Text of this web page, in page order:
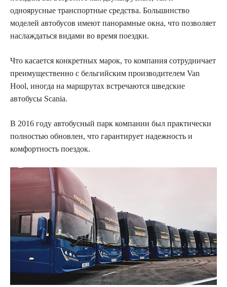
одноярусные транспортные средства. Большинство
моделей автобусов имеют панорамные окна, что позволяет
наслаждаться видами во время поездки.
Что касается конкретных марок, то компания сотрудничает
преимущественно с бельгийским производителем Van
Hool, иногда на маршрутах встречаются шведские
автобусы Scania.
В 2016 году автобусный парк компании был практически
полностью обновлен, что гарантирует надежность и
комфортность поездок.